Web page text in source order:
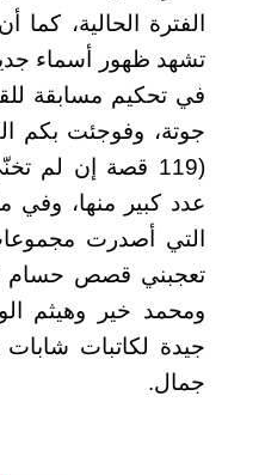
الفترة الحالية،
تشهد ظهور أسماء
في تحكيم مسابقة
جوتة، وفوجئت بكم
(119 قصة إن لم
عدد كبير منها، وفي
التي أصدرت
تعجبني قصص حسام
ومحمد خير وهيثم
جيدة لكاتبات
جمال.